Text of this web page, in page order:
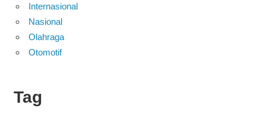
Internasional
Nasional
Olahraga
Otomotif
Tag